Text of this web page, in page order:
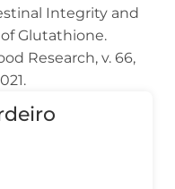
Integrity and
Glutathione.
Research, v. 66,